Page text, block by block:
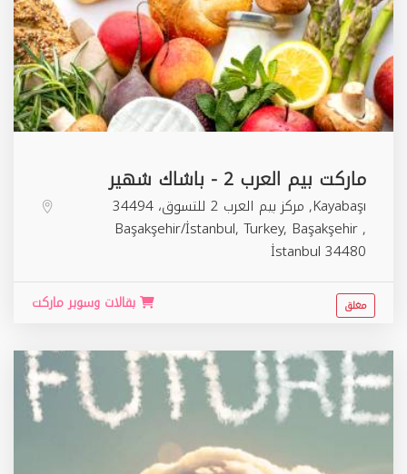
ماركت بيم العرب 2 - باشاك شهير
Kayabaşı, مركز بيم العرب 2 للتسوق، 34494
Başakşehir/İstanbul, Turkey, Başakşehir,
İstanbul 34480
بقالات وسوبر ماركت مغلق